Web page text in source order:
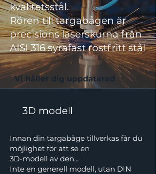
kvalitetsstål.
Rören till targabågen är
precisions laserskurna från
AISI 316 syrafast rostfritt stål
Vi håller dig uppdaterad
3D modell
Innan din targabåge tillverkas får du
möjlighet för att se en
3D-modell av den...
Inte en generell modell, utan DIN